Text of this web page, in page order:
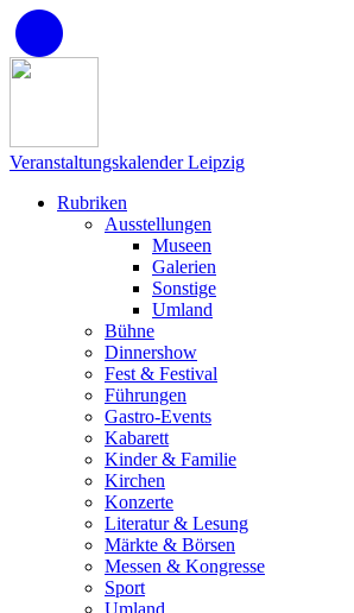
Veranstaltungskalender Leipzig
Rubriken
Ausstellungen
Museen
Galerien
Sonstige
Umland
Bühne
Dinnershow
Fest & Festival
Führungen
Gastro-Events
Kabarett
Kinder & Familie
Kirchen
Konzerte
Literatur & Lesung
Märkte & Börsen
Messen & Kongresse
Sport
Umland